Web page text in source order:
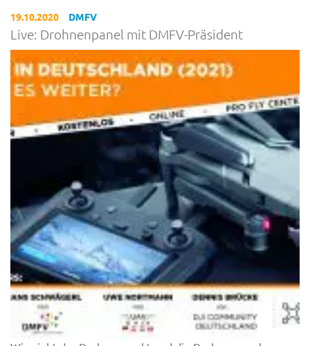
19.10.2020 DMFV
Live: Drohnenpanel mit DMFV-Präsident